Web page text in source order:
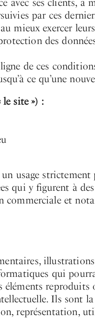
avec ses clients, a
par ces
mieux exercer
des
de ces
ce qu’une
site ») :
usage strictement
qui y figurent à
et
qui
Ils sont
représentation,